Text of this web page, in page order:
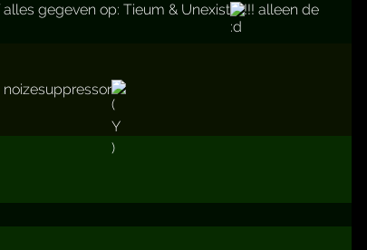
gegeven op: Tieum & Unexist
!!! alleen de